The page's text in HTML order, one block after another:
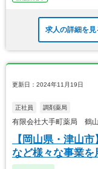
求人の詳細を見
更新日：2024年11月19日
正社員 調剤薬局
有限会社大手町薬局 鶴
【岡山県・津山
など様々な事業を